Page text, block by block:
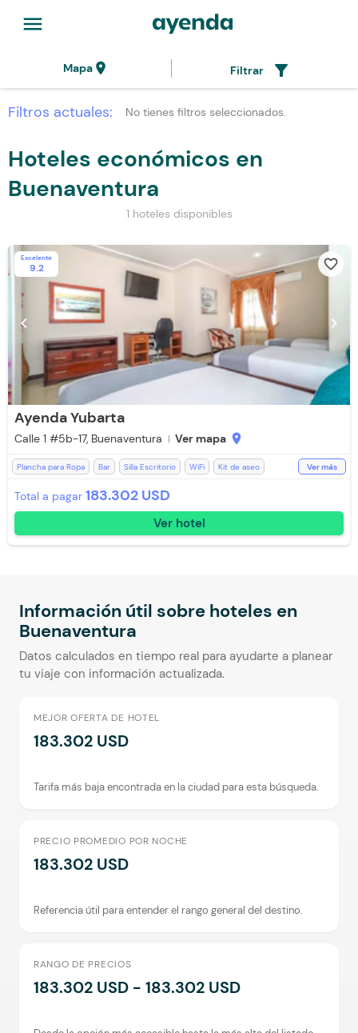
menu
Mapalocation_on Filtrar filter_alt
Filtros actuales: No tienes filtros seleccionados.
Hoteles económicos en
Buenaventura
1 hoteles disponibles
Excelente
9.2 favorite_border
chevron_left chevron_right
Ayenda Yubarta
Calle 1 #5b-17, Buenaventura Ver mapa location_on
Plancha para Ropa Bar Silla Escritorio WiFi
Kit de aseo
Baño Privado
Caja Fuerte
Salón de Eventos Ascensor
Restaurante
Ver más
Total a pagar 183.302 USD
Ver hotel
Información útil sobre hoteles en
Buenaventura
Datos calculados en tiempo real para ayudarte a planear
tu viaje con información actualizada.
MEJOR OFERTA DE HOTEL
183.302 USD
Tarifa más baja encontrada en la ciudad para esta búsqueda.
PRECIO PROMEDIO POR NOCHE
183.302 USD
Referencia útil para entender el rango general del destino.
RANGO DE PRECIOS
183.302 USD - 183.302 USD